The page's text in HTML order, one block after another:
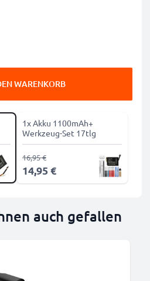
WARENKORB
1x Akku 1100mAh+
Werkzeug-Set 17tlg
14,95 €
16,95 €
auch gefallen